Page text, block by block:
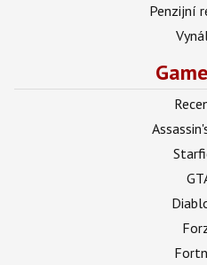
Penzijní